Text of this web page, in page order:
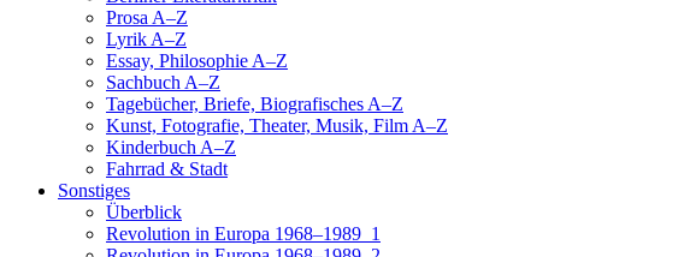
Prosa A–Z
Lyrik A–Z
Essay, Philosophie A–Z
Sachbuch A–Z
Tagebücher, Briefe, Biografisches A–Z
Kunst, Fotografie, Theater, Musik, Film A–Z
Kinderbuch A–Z
Fahrrad & Stadt
Sonstiges
Überblick
Revolution in Europa 1968–1989_1